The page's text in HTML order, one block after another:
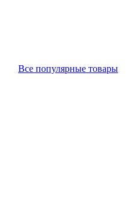
Все популярные товары